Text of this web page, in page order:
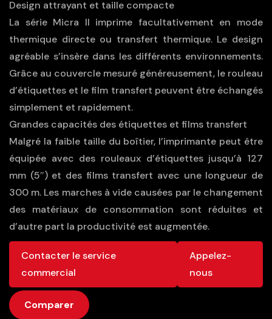
Design attrayant et taille compacte
La série Micra II imprime facultativement en mode
thermique directe ou transfert thermique. Le design
agréable s’insère dans les différents environnements.
Grâce au couvercle mesuré généreusement, le rouleau
d’étiquettes et le film transfert peuvent être échangés
simplement et rapidement.
Grandes capacités des étiquettes et films transfert
Malgré la faible taille du boîtier, l’imprimante peut être
équipée avec des rouleaux d’étiquettes jusqu’à 127
mm (5″) et des films transfert avec une longueur de
300 m. Les marches à vide causées par le changement
des matériaux de consommation sont réduites et
d’autre part la productivité est augmentée.
Contacter le service
commercial
Appelez-
nous
Comparer